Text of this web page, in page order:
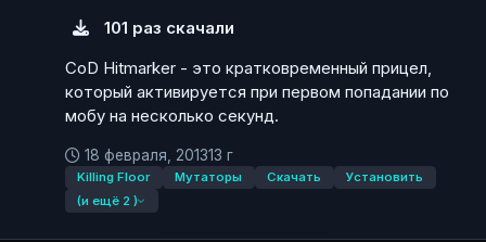
101 раз скачали
CoD Hitmarker - это кратковременный прицел,
который активируется при первом попадании по
мобу на несколько секунд.
18 февраля, 201313 г
Killing Floor Мутаторы Скачать
Установить
(и ещё 2 )